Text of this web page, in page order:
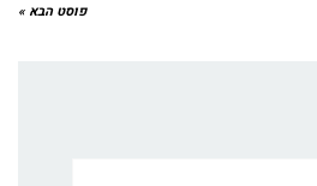
פוסט הבא »